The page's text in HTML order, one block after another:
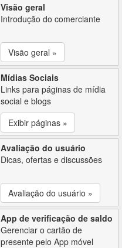
Visão geral
Introdução do comerciante
Visão geral »
Mídias Sociais
Links para páginas de mídia
social e blogs
Exibir páginas »
Avaliação do usuário
Dicas, ofertas e discussões
Avaliação do usuário »
App de verificação de saldo
Gerenciar o cartão de
presente pelo App móvel